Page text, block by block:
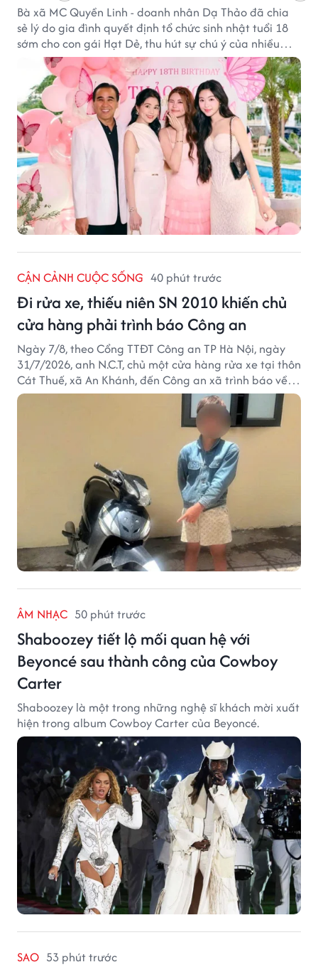
Bà xã MC Quyền Linh - doanh nhân Dạ Thảo đã chia
sẻ lý do gia đình quyết định tổ chức sinh nhật tuổi 18
sớm cho con gái Hạt Dẻ, thu hút sự chú ý của nhiều
người hâm mộ.
CẬN CẢNH CUỘC SỐNG 40 phút trước
Đi rửa xe, thiếu niên SN 2010 khiến chủ
cửa hàng phải trình báo Công an
Ngày 7/8, theo Cổng TTĐT Công an TP Hà Nội, ngày
31/7/2026, anh N.C.T, chủ một cửa hàng rửa xe tại thôn
Cát Thuế, xã An Khánh, đến Công an xã trình báo về
việc bị mất trộm chiếc xe máy Honda Wave. Trong cốp
xe còn có nhiều giấy tờ cá nhân và khoảng 1,2 triệu
ÂM NHẠC 50 phút trước
Shaboozey tiết lộ mối quan hệ với
Beyoncé sau thành công của Cowboy
Carter
Shaboozey là một trong những nghệ sĩ khách mời xuất
hiện trong album Cowboy Carter của Beyoncé.
SAO 53 phút trước